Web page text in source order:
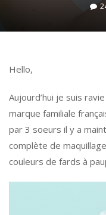
Hello,
Aujourd’hui je suis
marque familiale
par 3 soeurs il y a
complète de
couleurs de fards à